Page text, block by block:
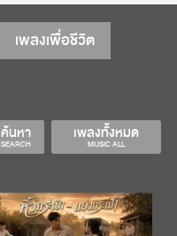
เพลงเพื่อชีวิต
เพลงทั้งหมด
MUSIC ALL
ค้นหา
SEARCH